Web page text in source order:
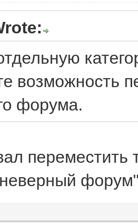
возможность
форума.
переместить